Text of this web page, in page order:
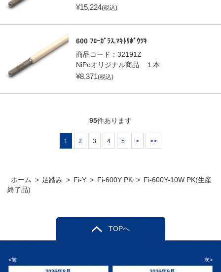
¥15,224(税込)
600 ﾌﾛｰｶﾞﾗｽ.ﾏｷﾄﾘﾎﾞｳﾂｷ
商品コード： 32191Z
NiPoオリジナル商品 １本
¥8,371(税込)
95件あります
1 2 3 4 5 > >>
ホーム > 足踏み > Fi-Y > Fi-600Y PK >
Fi-600Y-10W PK(生産
終了品)
TOPへ
<前
次>